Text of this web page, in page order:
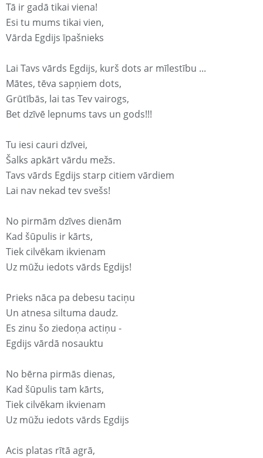
Tā ir gadā tikai viena!
Esi tu mums tikai vien,
Vārda Egdijs īpašnieks
Lai Tavs vārds Egdijs, kurš dots ar mīlestību ...
Mātes, tēva sapņiem dots,
Grūtībās, lai tas Tev vairogs,
Bet dzīvē lepnums tavs un gods!!!
Tu iesi cauri dzīvei,
Šalks apkārt vārdu mežs.
Tavs vārds Egdijs starp citiem vārdiem
Lai nav nekad tev svešs!
No pirmām dzīves dienām
Kad šūpulis ir kārts,
Tiek cilvēkam ikvienam
Uz mūžu iedots vārds Egdijs!
Prieks nāca pa debesu taciņu
Un atnesa siltuma daudz.
Es zinu šo ziedoņa actiņu -
Egdijs vārdā nosauktu
No bērna pirmās dienas,
Kad šūpulis tam kārts,
Tiek cilvēkam ikvienam
Uz mūžu iedots vārds Egdijs
Acis platas rītā agrā,